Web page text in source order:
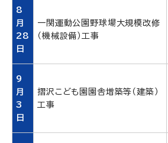
8
月
28
日
一関運動公園野球場大規模改修
（機械設備）工事
9
月
3
日
摺沢こども園園舎増築等（建築）
工事